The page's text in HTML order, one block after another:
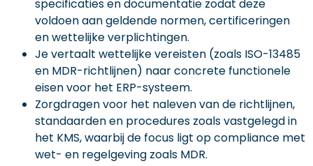
specificaties en documentatie zodat deze
voldoen aan geldende normen, certificeringen
en wettelijke verplichtingen.
Je vertaalt wettelijke vereisten (zoals ISO-13485
en MDR-richtlijnen) naar concrete functionele
eisen voor het ERP-systeem.
Zorgdragen voor het naleven van de richtlijnen,
standaarden en procedures zoals vastgelegd in
het KMS, waarbij de focus ligt op compliance met
wet- en regelgeving zoals MDR.